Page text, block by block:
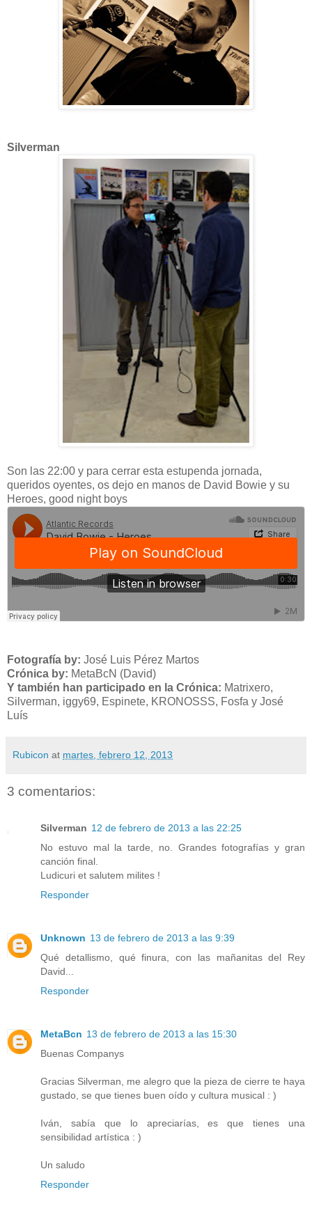
Silverman
Son las 22:00 y para cerrar esta estupenda jornada,
queridos oyentes, os dejo en manos de David Bowie y su
Heroes, good night boys
Fotografía by: José Luis Pérez Martos
Crónica by: MetaBcN (David)
Y también han participado en la Crónica: Matrixero,
Silverman, iggy69, Espinete, KRONOSSS, Fosfa y José
Luís
Rubicon at martes, febrero 12, 2013
3 comentarios:
Silverman 12 de febrero de 2013 a las 22:25
No estuvo mal la tarde, no. Grandes fotografías y gran
canción final.
Ludicuri et salutem milites !
Responder
Unknown 13 de febrero de 2013 a las 9:39
Qué detallismo, qué finura, con las mañanitas del Rey
David...
Responder
MetaBcn 13 de febrero de 2013 a las 15:30
Buenas Companys
Gracias Silverman, me alegro que la pieza de cierre te haya
gustado, se que tienes buen oído y cultura musical : )
Iván, sabía que lo apreciarías, es que tienes una
sensibilidad artística : )
Un saludo
Responder